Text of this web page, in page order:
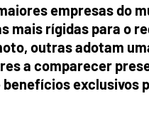
empresas do
mais rígidas para o
outras adotam
a comparecer
exclusivos